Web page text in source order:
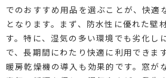
でのおすすめ用品を選ぶことが、快適
となります。まず、防水性に優れた壁
す。特に、湿気の多い環境でも劣化し
で、長期間にわたり快適に利用できま
暖房乾燥機の導入も効果的です。窓が